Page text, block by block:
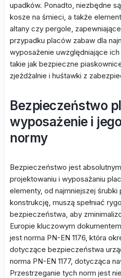
upadków. Ponadto, niezbędne
kosze na śmieci, a także
altany czy pergole,
przypadku placów zabaw dla
wyposażenie uwzględniające
takie jak bezpieczne
zjeżdżalnie i huśtawki z
Bezpieczeństwo
wyposażenie i
normy
Bezpieczeństwo jest
projektowaniu i wyposażaniu
elementy, od najmniejszej śrubki
konstrukcję, muszą spełniać
bezpieczeństwa, aby
Europie kluczowym
jest norma PN-EN 1176, która
dotyczące bezpieczeństwa
norma PN-EN 1177, dotycząca
Przestrzeganie tych norm jest